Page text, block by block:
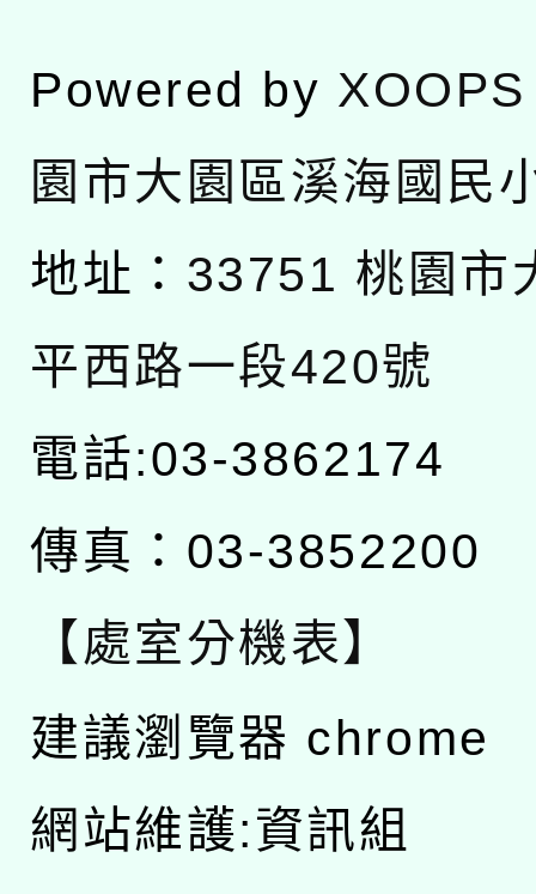
Powered by XOOPS
園市大園區溪海國民
地址： 33751 桃園市
平西路一段420號
電話:03-3862174
傳真：03-3852200
【處室分機表】
建議瀏覽器 chrome
網站維護:資訊組